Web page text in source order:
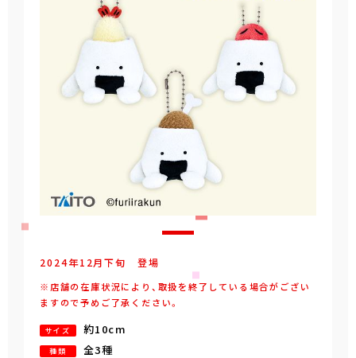
2024年12月下旬 登場
※店舗の在庫状況により、取扱を終了している場合がござい
ますので予めご了承ください。
サイズ 約10cm
種類 全3種